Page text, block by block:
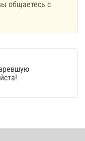
общаетесь с